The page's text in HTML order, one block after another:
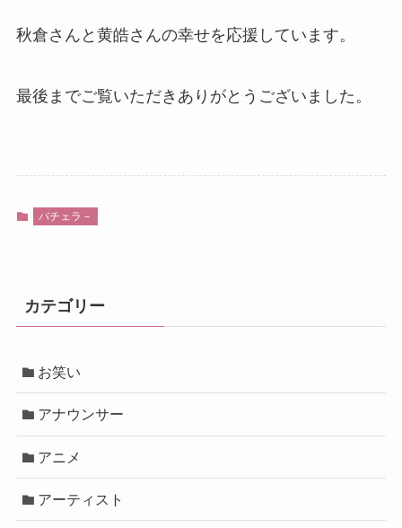
秋倉さんと黄皓さんの幸せを応援しています。
最後までご覧いただきありがとうございました。
バチェラ－
カテゴリー
お笑い
アナウンサー
アニメ
アーティスト